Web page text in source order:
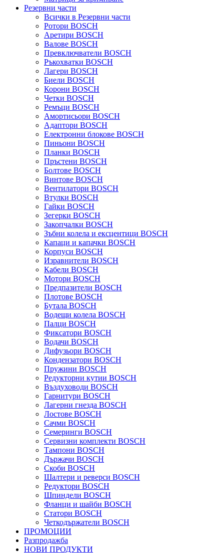
Резервни части
Всички в Резервни части
Ротори BOSCH
Аретири BOSCH
Валове BOSCH
Превключватели BOSCH
Ръкохватки BOSCH
Лагери BOSCH
Биели BOSCH
Корони BOSCH
Четки BOSCH
Ремъци BOSCH
Амортисьори BOSCH
Адаптори BOSCH
Електронни блокове BOSCH
Пиньони BOSCH
Планки BOSCH
Пръстени BOSCH
Болтове BOSCH
Винтове BOSCH
Вентилатори BOSCH
Втулки BOSCH
Гайки BOSCH
Зегерки BOSCH
Закопчалки BOSCH
Зъбни колела и ексцентици BOSCH
Капаци и капачки BOSCH
Корпуси BOSCH
Изравнители BOSCH
Кабели BOSCH
Мотори BOSCH
Предпазители BOSCH
Плотове BOSCH
Бутала BOSCH
Водещи колела BOSCH
Палци BOSCH
Фиксатори BOSCH
Водачи BOSCH
Дифузьори BOSCH
Кондензатори BOSCH
Пружини BOSCH
Редукторни кутии BOSCH
Въздуховоди BOSCH
Гарнитури BOSCH
Лагерни гнезда BOSCH
Лостове BOSCH
Сачми BOSCH
Семеринги BOSCH
Сервизни комплекти BOSCH
Тампони BOSCH
Държачи BOSCH
Скоби BOSCH
Шалтери и реверси BOSCH
Редуктори BOSCH
Шпиндели BOSCH
Фланци и шайби BOSCH
Статори BOSCH
Четкодържатели BOSCH
ПРОМОЦИИ
Разпродажба
НОВИ ПРОДУКТИ